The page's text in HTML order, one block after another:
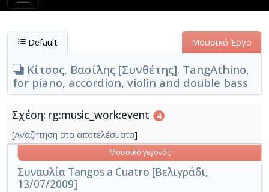
Default Μουσικό Έργο
Κίτσος, Βασίλης [Συνθέτης]. TangAthino,
for piano, accordion, violin and double bass
Σχέση: rg:music_work:event 4
[Αναζήτηση στα αποτελέσματα]
Συναυλία Tangos a Cuatro [Βελιγράδι,
13/07/2009]
Μουσικό γεγονός